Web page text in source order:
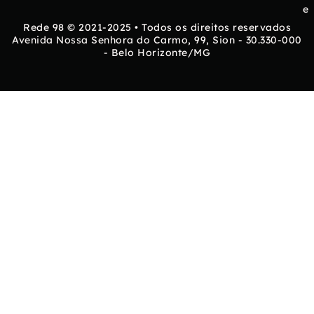
e
Rede 98 © 2021-2025 • Todos os direitos reservados
Avenida Nossa Senhora do Carmo, 99, Sion - 30.330-000
- Belo Horizonte/MG